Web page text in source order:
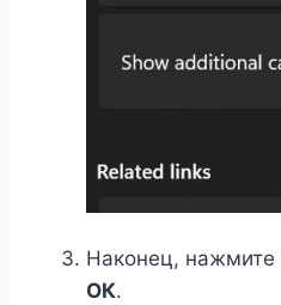
Наконец, нажмите
ОК.